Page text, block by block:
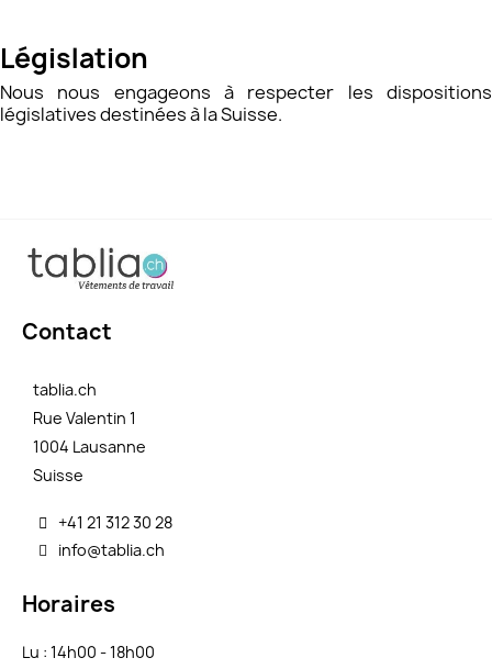
​Législation
Nous nous engageons à respecter les dispositions
législatives destinées à la Suisse.
Contact
tablia.ch
Rue Valentin 1
1004 Lausanne
Suisse
+41 21 312 30 28
info@tablia.ch
Horaires
Lu : 14h00 - 18h00